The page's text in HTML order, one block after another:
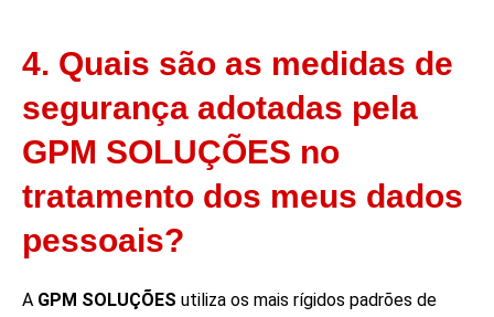
4. Quais são as medidas de
segurança adotadas pela
GPM SOLUÇÕES no
tratamento dos meus dados
pessoais?
A GPM SOLUÇÕES utiliza os mais rígidos padrões de